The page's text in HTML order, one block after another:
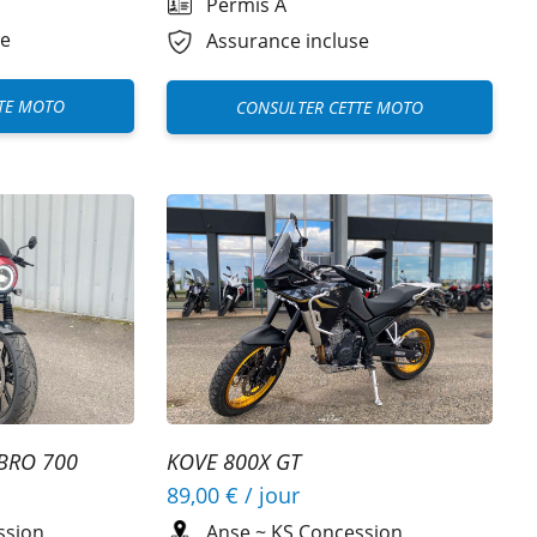
MOTO
Assurance incluse
CONSULTER CETTE MOTO
700
KOVE 800X GT
89,00 € / jour